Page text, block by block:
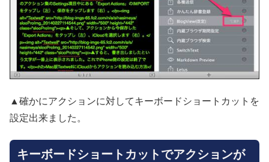
▲確かにアクションに対してキーボードショートカットを
設定出来ました。
キーボードショートカットでアクションが